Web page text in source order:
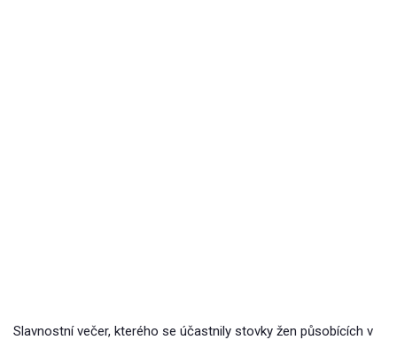
Slavnostní večer, kterého se účastnily stovky žen působících v